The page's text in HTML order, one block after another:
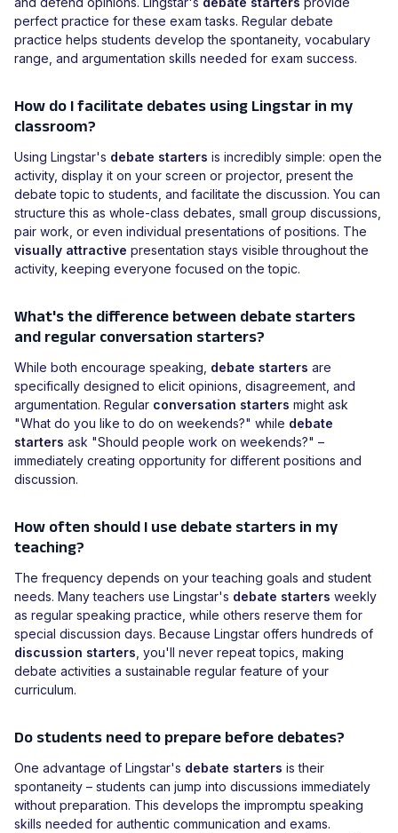
perfect practice for these exam tasks. Regular debate
practice helps students develop the spontaneity, vocabulary
range, and argumentation skills needed for exam success.
How do I facilitate debates using Lingstar in my
classroom?
Using Lingstar's debate starters is incredibly simple: open the
activity, display it on your screen or projector, present the
debate topic to students, and facilitate the discussion. You can
structure this as whole-class debates, small group discussions,
pair work, or even individual presentations of positions. The
visually attractive presentation stays visible throughout the
activity, keeping everyone focused on the topic.
What's the difference between debate starters
and regular conversation starters?
While both encourage speaking, debate starters are
specifically designed to elicit opinions, disagreement, and
argumentation. Regular conversation starters might ask
"What do you like to do on weekends?" while debate
starters ask "Should people work on weekends?" –
immediately creating opportunity for different positions and
discussion.
How often should I use debate starters in my
teaching?
The frequency depends on your teaching goals and student
needs. Many teachers use Lingstar's debate starters weekly
as regular speaking practice, while others reserve them for
special discussion days. Because Lingstar offers hundreds of
discussion starters, you'll never repeat topics, making
debate activities a sustainable regular feature of your
curriculum.
Do students need to prepare before debates?
One advantage of Lingstar's debate starters is their
spontaneity – students can jump into discussions immediately
without preparation. This develops the impromptu speaking
skills needed for authentic communication and exams.